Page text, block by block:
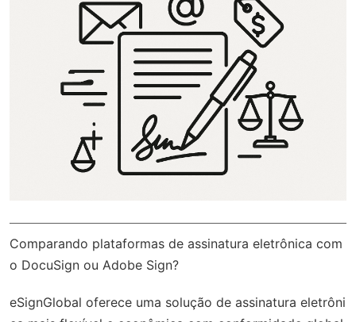
Comparando plataformas de assinatura eletrônica com
o DocuSign ou Adobe Sign?
eSignGlobal oferece uma solução de assinatura eletrôni